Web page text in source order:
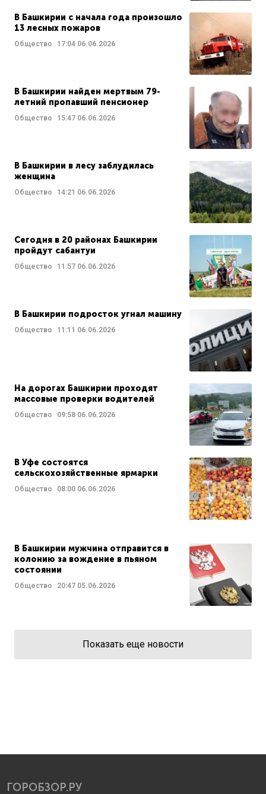
В Башкирии с начала года произошло
13 лесных пожаров
Общество 17:04 06.06.2026
В Башкирии найден мертвым 79-
летний пропавший пенсионер
Общество 15:47 06.06.2026
В Башкирии в лесу заблудилась
женщина
Общество 14:21 06.06.2026
Сегодня в 20 районах Башкирии
пройдут сабантуи
Общество 11:57 06.06.2026
В Башкирии подросток угнал машину
Общество 11:11 06.06.2026
На дорогах Башкирии проходят
массовые проверки водителей
Общество 09:58 06.06.2026
В Уфе состоятся
сельскохозяйственные ярмарки
Общество 08:00 06.06.2026
В Башкирии мужчина отправится в
колонию за вождение в пьяном
состоянии
Общество 20:47 05.06.2026
Показать еще новости
ГОРОБЗОР.РУ